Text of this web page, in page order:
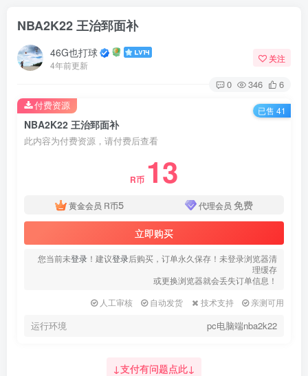
NBA2K22 王治郅面补
46G也打球
4年前更新
关注
0 346 6
NBA2K22 王治郅面补
此内容为付费资源，请付费后查看
R币 13
黄金会员 R币5 代理会员 免费
立即购买
您当前未登录 ！建议登录后购买，订单永久保存！未登录浏览器清
理缓存
或更换浏览器就会丢失订单信息！
人工审核
自动发货 技术支持 亲测可用
运行环境 pc电脑端nba2k22
付费资源 已售 41
↓支付有问题点此↓